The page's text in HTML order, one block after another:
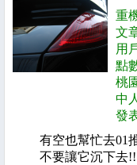
重
文
用
點
桃
中人
發
有空也幫忙去01
不要讓它沉下去